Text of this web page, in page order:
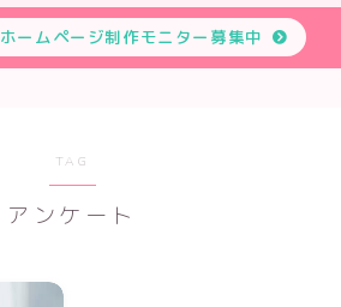
ホームページ制作モニター募集中
TAG
アンケート